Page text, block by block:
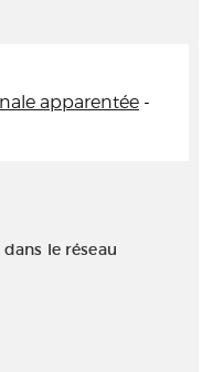
apparentée -
le réseau